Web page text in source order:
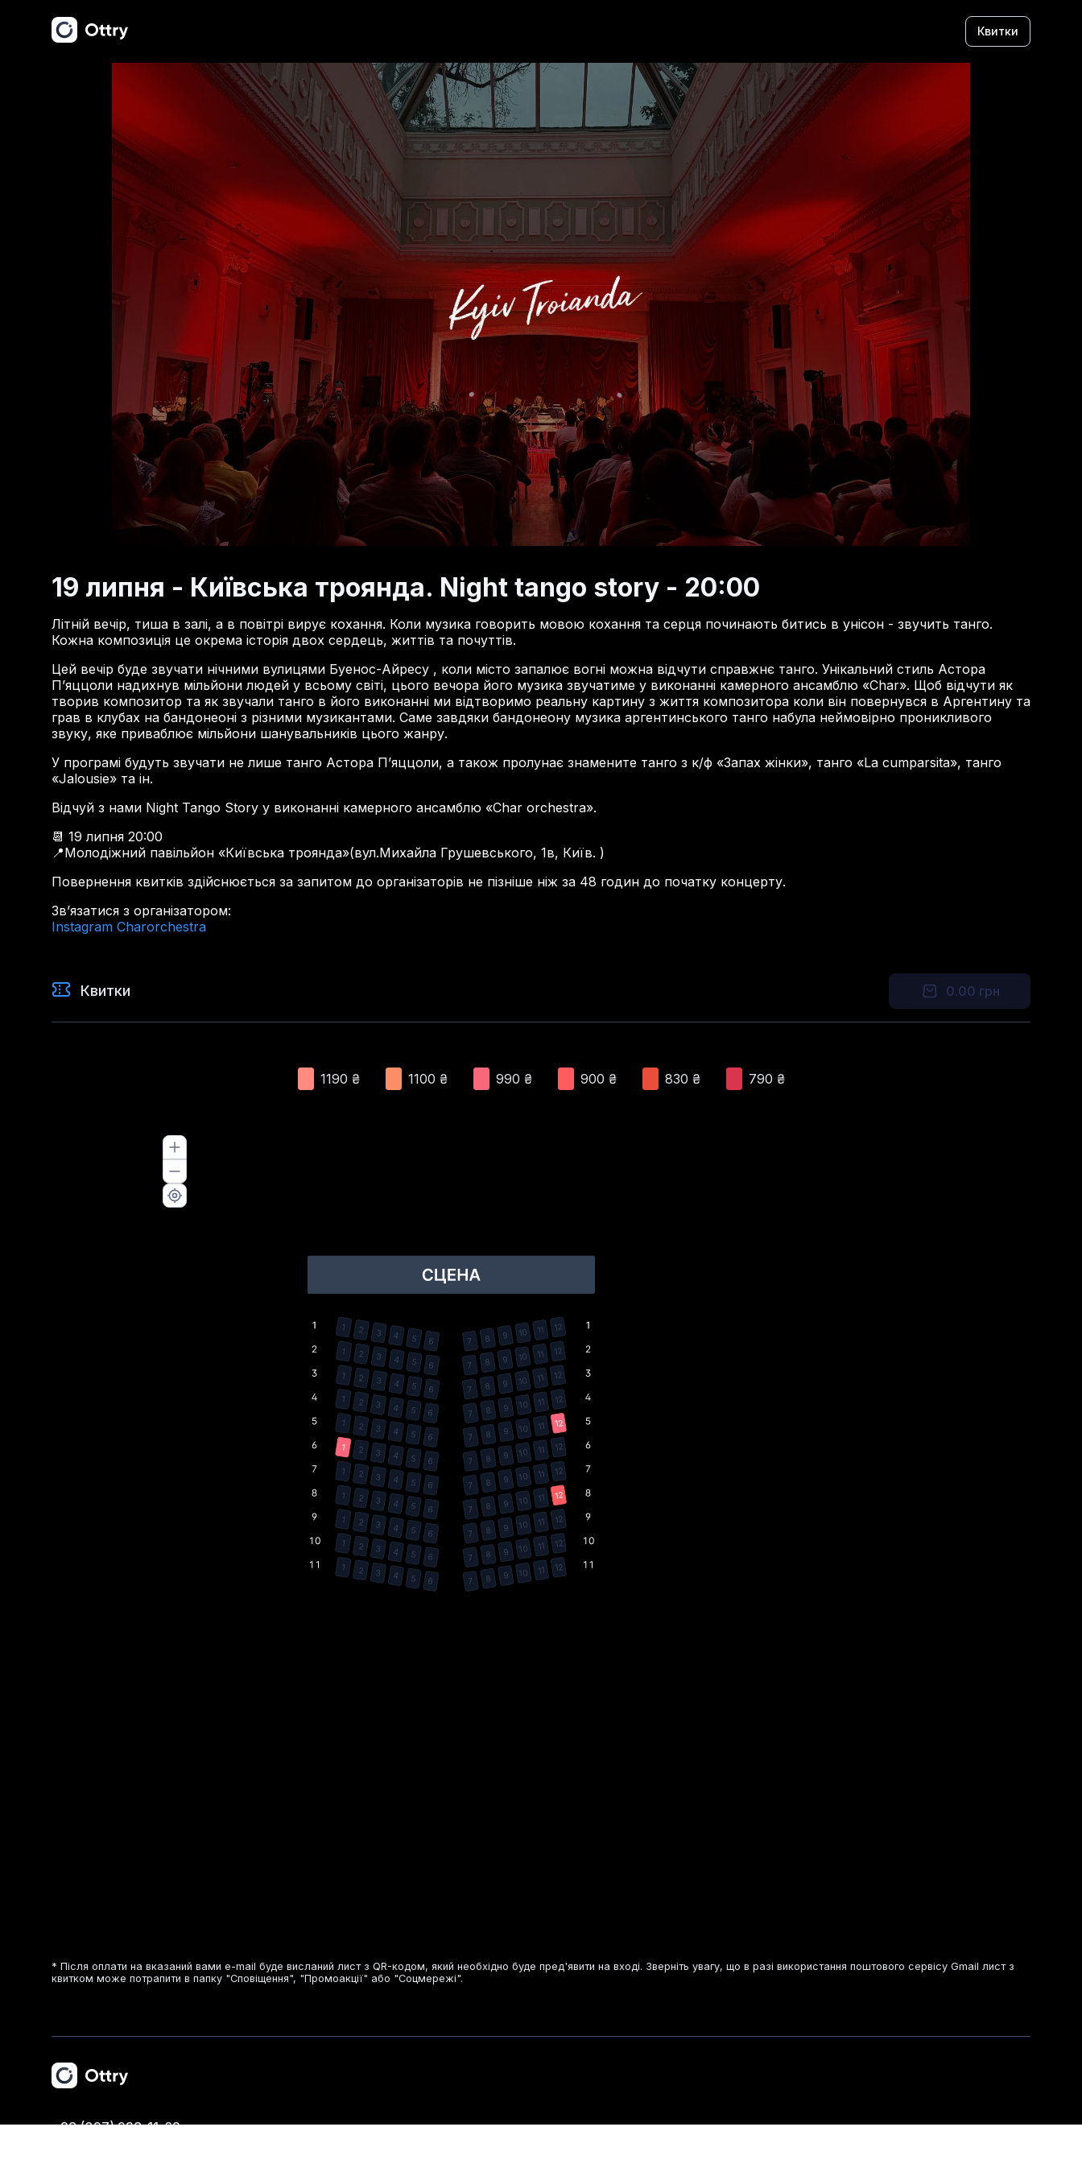
Квитки
19 липня - Київська троянда. Night tango story - 20:00
Літній вечір, тиша в залі, а в повітрі вирує кохання. Коли музика говорить мовою кохання та серця починають битись в унісон - звучить танго.
Кожна композиція це окрема історія двох сердець, життів та почуттів.
Цей вечір буде звучати нічними вулицями Буенос-Айресу , коли місто запалює вогні можна відчути справжнє танго. Унікальний стиль Астора
П’яццоли надихнув мільйони людей у всьому світі, цього вечора його музика звучатиме у виконанні камерного ансамблю «Char». Щоб відчути як
творив композитор та як звучали танго в його виконанні ми відтворимо реальну картину з життя композитора коли він повернувся в Аргентину та
грав в клубах на бандонеоні з різними музикантами. Саме завдяки бандонеону музика аргентинського танго набула неймовірно проникливого
звуку, яке приваблює мільйони шанувальників цього жанру.
У програмі будуть звучати не лише танго Астора Пʼяццоли, а також пролунає знамените танго з к/ф «Запах жінки», танго «La cumparsita», танго
«Jalousie» та ін.
Відчуй з нами Night Tango Story у виконанні камерного ансамблю «Char orchestra».
📆 19 липня 20:00
📍Молодіжний павільйон «Київська троянда»(вул.Михайла Грушевського, 1в, Київ. )
Повернення квитків здійснюється за запитом до організаторів не пізніше ніж за 48 годин до початку концерту.
Звʼязатися з організатором:
Instagram Charorchestra
Квитки 0.00 грн
1190 ₴ 1100 ₴ 990 ₴ 900 ₴ 830 ₴ 790 ₴
1 2 3 4 5 6 7 8 9 10 11 12
1 2 3 4 5 6 7 8 9 10 11 12
1 2 3 4 5 6 7 8 9 10 11 12
1 2 3 4 5 6 7 8 9 10 11 12
1 2 3 4 5 6 7 8 9 10 11 12
1 2 3 4 5 6 7 8 9 10 11 12
1 2 3 4 5 6 7 8 9 10 11 12
1 2 3 4 5 6 7 8 9 10 11 12
1 2 3 4 5 6 7 8 9 10 11 12
1 2 3 4 5 6 7 8 9 10 11 12
1 2 3 4 5 6 7 8 9 10 11 12
* Після оплати на вказаний вами e-mail буде висланий лист з QR-кодом, який необхідно буде пред'явити на вході. Зверніть увагу, що в разі використання поштового сервісу Gmail лист з
квитком може потрапити в папку "Сповіщення", "Промоакції" або "Соцмережі".
+38 (097) 938-11-62